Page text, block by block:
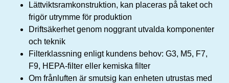
Lättviktsramkonstruktion, kan placeras på taket och
frigör utrymme för produktion
Driftsäkerhet genom noggrant utvalda komponenter
och teknik
Filterklassning enligt kundens behov: G3, M5, F7,
F9, HEPA-filter eller kemiska filter
Om frånluften är smutsig kan enheten utrustas med